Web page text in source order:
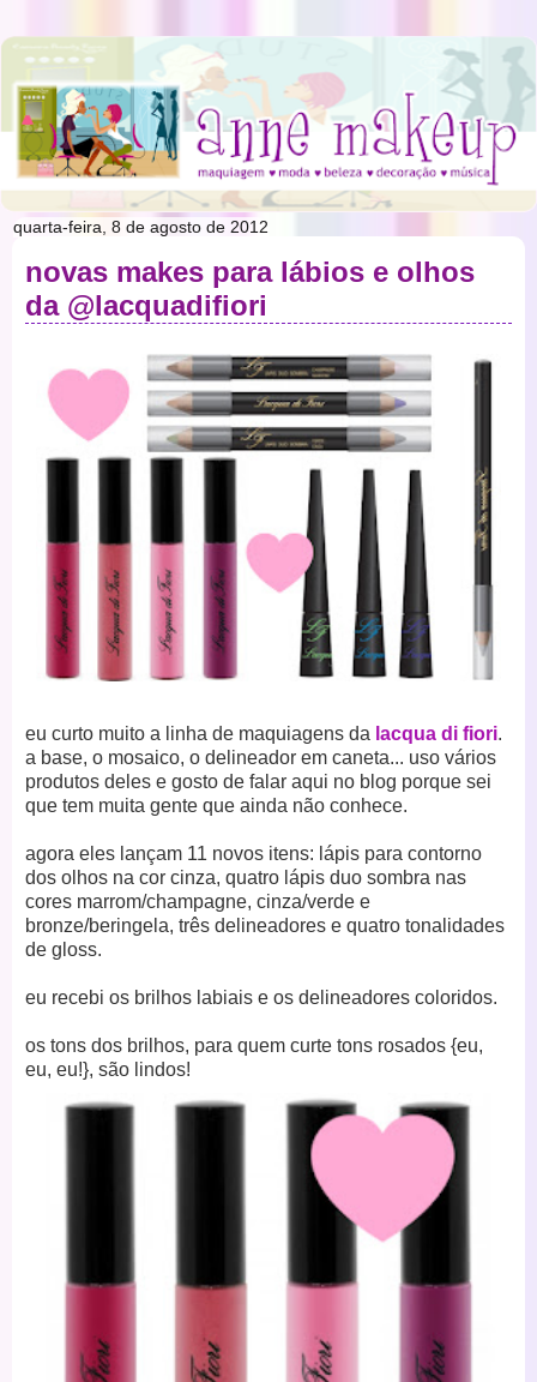
quarta-feira, 8 de agosto de 2012
novas makes para lábios e olhos
da @lacquadifiori
eu curto muito a linha de maquiagens da lacqua di fiori.
a base, o mosaico, o delineador em caneta... uso vários
produtos deles e gosto de falar aqui no blog porque sei
que tem muita gente que ainda não conhece.
agora eles lançam 11 novos itens: lápis para contorno
dos olhos na cor cinza, quatro lápis duo sombra nas
cores marrom/champagne, cinza/verde e
bronze/beringela, três delineadores e quatro tonalidades
de gloss.
eu recebi os brilhos labiais e os delineadores coloridos.
os tons dos brilhos, para quem curte tons rosados {eu,
eu, eu!}, são lindos!